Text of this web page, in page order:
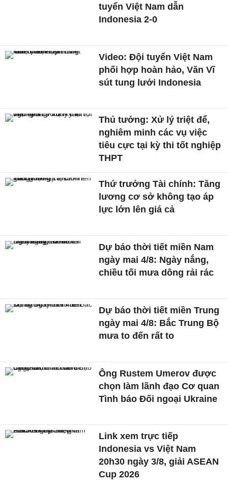
tuyển Việt Nam dẫn
Indonesia 2-0
Video: Đội tuyển Việt Nam
phối hợp hoàn hảo, Văn Vĩ
sút tung lưới Indonesia
Thủ tướng: Xử lý triệt để,
nghiêm minh các vụ việc
tiêu cực tại kỳ thi tốt nghiệp
THPT
Thứ trưởng Tài chính: Tăng
lương cơ sở không tạo áp
lực lớn lên giá cả
Dự báo thời tiết miền Nam
ngày mai 4/8: Ngày nắng,
chiều tối mưa dông rải rác
Dự báo thời tiết miền Trung
ngày mai 4/8: Bắc Trung Bộ
mưa to đến rất to
Ông Rustem Umerov được
chọn làm lãnh đạo Cơ quan
Tình báo Đối ngoại Ukraine
Link xem trực tiếp
Indonesia vs Việt Nam
20h30 ngày 3/8, giải ASEAN
Cup 2026